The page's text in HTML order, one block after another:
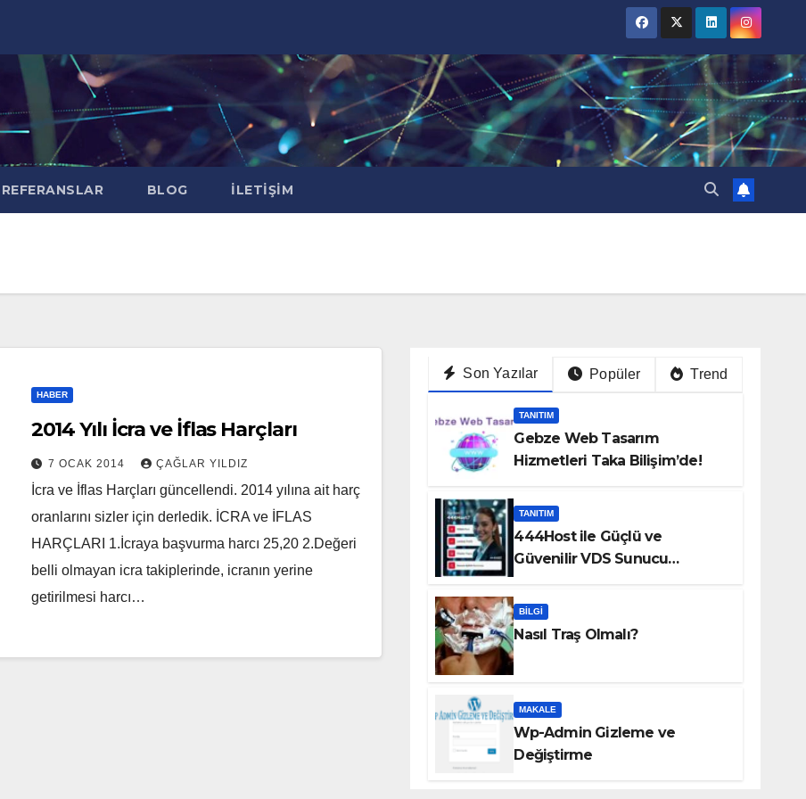
REFERANSLAR BLOG İLETIŞIM
HABER
2014 Yılı İcra ve İflas Harçları
7 OCAK 2014 ÇAĞLAR YILDIZ
İcra ve İflas Harçları güncellendi. 2014 yılına ait harç
oranlarını sizler için derledik. İCRA ve İFLAS
HARÇLARI 1.İcraya başvurma harcı 25,20 2.Değeri
belli olmayan icra takiplerinde, icranın yerine
getirilmesi harcı…
Son Yazılar Popüler Trend
TANITIM
Gebze Web Tasarım
Hizmetleri Taka Bilişim’de!
TANITIM
444Host ile Güçlü ve
Güvenilir VDS Sunucu
BILGI
Nasıl Traş Olmalı?
MAKALE
Wp-Admin Gizleme ve
Değiştirme